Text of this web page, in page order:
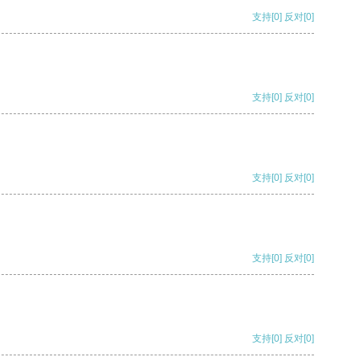
支持[0] 反对[0]
支持[0] 反对[0]
支持[0] 反对[0]
支持[0] 反对[0]
支持[0] 反对[0]